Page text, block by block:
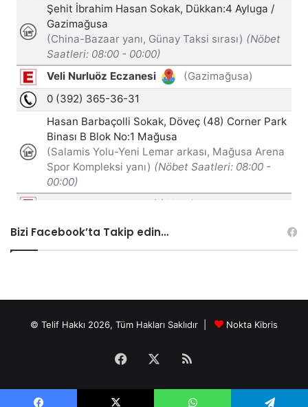
Bizi Facebook’ta Takip edin…
© Telif Hakkı 2026, Tüm Hakları Saklıdır | Nokta Kibris
Facebook